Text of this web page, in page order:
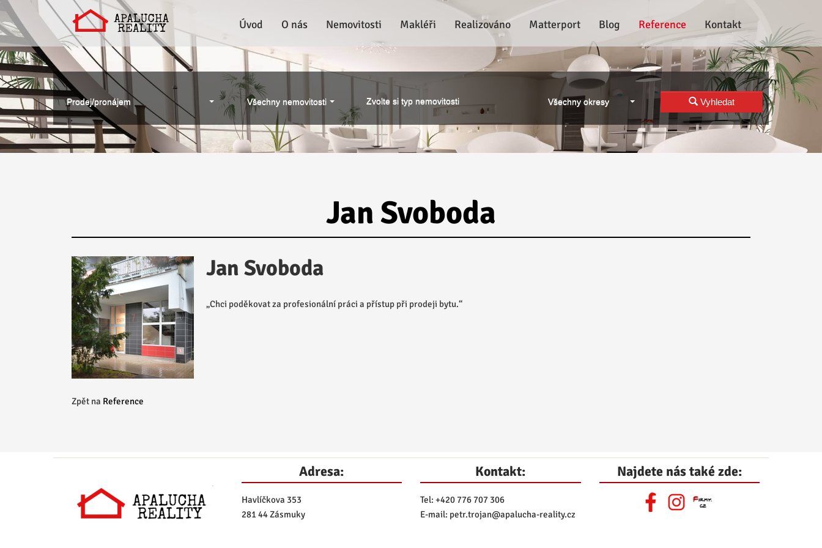
Úvod O nás Nemovitosti Makléři Realizováno Matterport Blog Reference Kontakt
Prodej/pronájem Všechny nemovitosti Zvolte si typ nemovitosti Všechny okresy Vyhledat
Jan Svoboda
Jan Svoboda
„Chci poděkovat za profesionální práci a přístup při prodeji bytu.“
Zpět na Reference
Adresa:
Havlíčkova 353
281 44 Zásmuky
Kontakt:
Tel: +420 776 707 306
E-mail: petr.trojan@apalucha-reality.cz
Najdete nás také zde: